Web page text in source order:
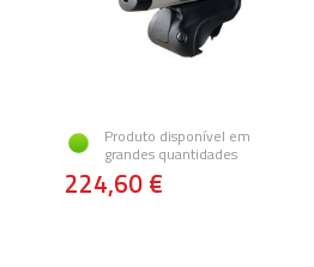
Produto disponível em
grandes quantidades
224,60 €